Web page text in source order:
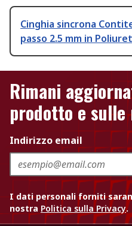
Cinghia sincrona
passo 2.5 mm in
Rimani
prodotto e
Indirizzo email
I dati personali forniti
nostra Politica sulla Privacy.